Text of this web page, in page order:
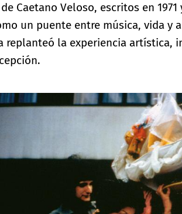
Caetano Veloso, escritos en
un puente entre música, vida y
replanteó la experiencia artística,